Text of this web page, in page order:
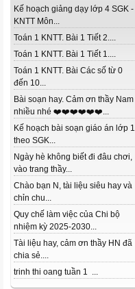
Kế hoạch giảng dạy lớp 4 SGK -
KNTT Môn...
Toán 1 KNTT. Bài 1 Tiết 2....
Toán 1 KNTT. Bài 1 Tiết 1....
Toán 1 KNTT. Bài Các số từ 0
đến 10...
Bài soạn hay. Cảm ơn thầy Nam
nhiều nhé ❤️❤️❤️❤️❤️❤️...
Kế hoạch bài soạn giáo án lớp 1
theo SGK...
Ngày hè không biết đi đâu chơi,
vào trang thầy...
Chào bạn N, tài liệu siêu hay và
chỉn chu...
Quy chế làm việc của Chi bộ
nhiệm kỳ 2025-2030...
Tài liệu hay, cảm ơn thầy HN đã
chia sẻ....
trinh thi oang tuần 1 ...